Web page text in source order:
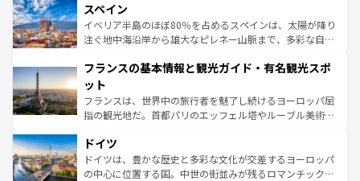
ろん、トスカーナの美しい田園風景やアマルフィ海岸の絶
景など、自然景観も見逃せない。観光の合間には、本場の
ピザやパスタなど、絶品のイタリア料理を堪能することも
ませてくれるイタリアで、忘れられない旅をしてみよう！
なお、新着のイタリア情報は
しい。
スペイン
イベリア半島のほぼ80％を占めるスペインは、太陽が降り
注ぐ地中海沿岸から雄大なピレネー山脈まで、多彩な自然
文化が根付くこの国では、情熱的なフラメンコ、熱気あふ
れる闘牛、そして美味しいタパスが生活の一部となってい
る。首都マドリードの洗練された雰囲気や、バルセロナの
アートに溢れた街角から、地方では古代ローマ遺跡や中世
せる。地方によって風土や気候が異なるスペインはその個
性で訪れる人を魅了する。 なお、新着のスペイン情報は コ
ンテンツ一覧を参照してほしい。
フランスの基本情報と観光ガイド・有名観光スポ
ット
フランスは、世界中の旅行者を魅了し続けるヨーロッパ屈
指の観光地だ。首都パリのエッフェル塔やルーブル美術館
で、幅広い魅力が詰まっている。華麗な宮殿、歴史的な大
聖堂、美しいビーチ、そして豊かな自然が、訪れる者を心
から魅了する。また、フランスは美食の国としても知ら
ドイツ
ドイツは、豊かな歴史と多彩な文化が交差するヨーロッパ
の中心に位置する国。中世の街並みが残るロマンチック街